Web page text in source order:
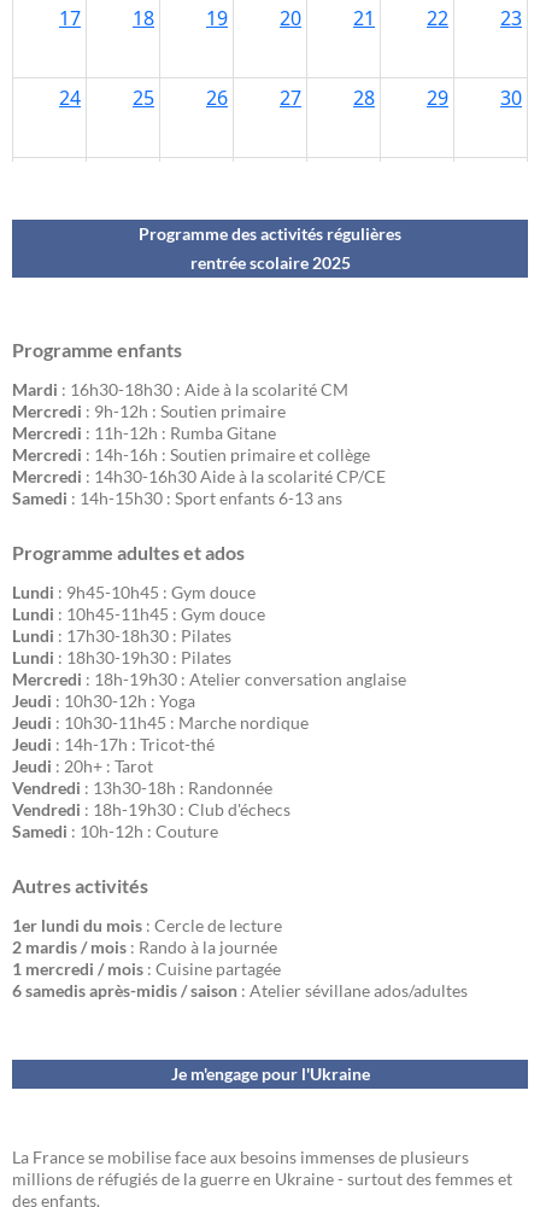
Programme des activités régulières
rentrée scolaire 2025
Programme enfants
Mardi : 16h30-18h30 : Aide à la scolarité CM
Mercredi : 9h-12h : Soutien primaire
Mercredi : 11h-12h : Rumba Gitane
Mercredi : 14h-16h : Soutien primaire et collège
Mercredi : 14h30-16h30 Aide à la scolarité CP/CE
Samedi : 14h-15h30 : Sport enfants 6-13 ans
Programme adultes et ados
Lundi : 9h45-10h45 : Gym douce
Lundi : 10h45-11h45 : Gym douce
Lundi : 17h30-18h30 : Pilates
Lundi : 18h30-19h30 : Pilates
Mercredi : 18h-19h30 : Atelier conversation anglaise
Jeudi : 10h30-12h : Yoga
Jeudi : 10h30-11h45 : Marche nordique
Jeudi : 14h-17h : Tricot-thé
Jeudi : 20h+ : Tarot
Vendredi : 13h30-18h : Randonnée
Vendredi : 18h-19h30 : Club d'échecs
Samedi : 10h-12h : Couture
Autres activités
1er lundi du mois : Cercle de lecture
2 mardis / mois : Rando à la journée
1 mercredi / mois : Cuisine partagée
6 samedis après-midis / saison : Atelier sévillane ados/adultes
Je m'engage pour l'Ukraine
La France se mobilise face aux besoins immenses de plusieurs
millions de réfugiés de la guerre en Ukraine - surtout des femmes et
des enfants.